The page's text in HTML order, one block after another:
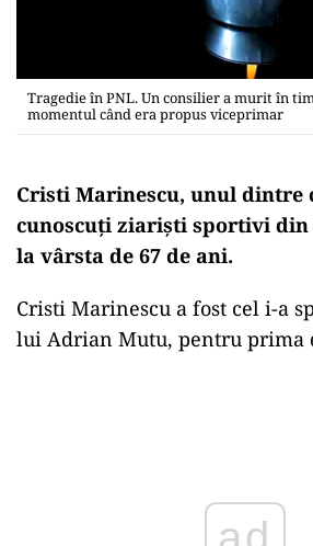
Tragedie în PNL. Un consilier a murit în
momentul când era propus viceprimar
Cristi Marinescu, unul dintre
cunoscuți ziariști sportivi
la vârsta de 67 de ani.
Cristi Marinescu a fost cel i-a
lui Adrian Mutu, pentru prima